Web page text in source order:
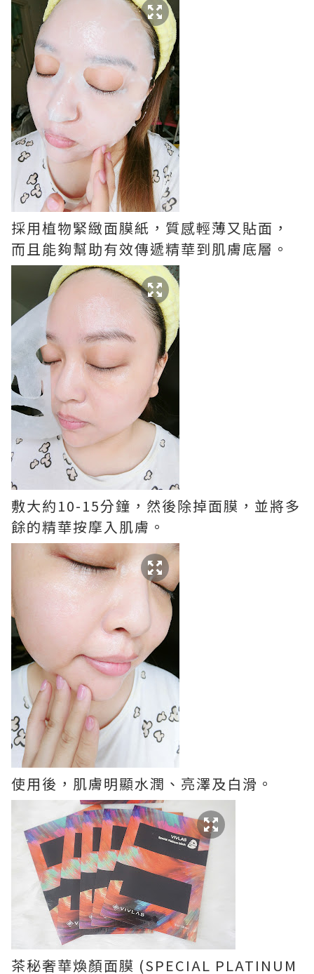
採用植物緊緻面膜紙，質感輕薄又貼面，
而且能夠幫助有效傳遞精華到肌膚底層。
敷大約10-15分鐘，然後除掉面膜，並將多
餘的精華按摩入肌膚。
使用後，肌膚明顯水潤、亮澤及白滑。
茶秘奢華煥顏面膜 (SPECIAL PLATINUM